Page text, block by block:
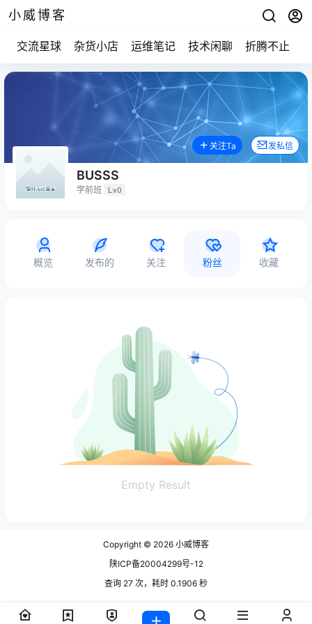
小威博客
交流星球 杂货小店 运维笔记 技术闲聊 折腾不止
BUSSS
学前班 Lv0
关注Ta 发私信
概览 发布的 关注 粉丝 收藏
Empty Result
Copyright © 2026 小威博客
陕ICP备20004299号-12
查询 27 次，耗时 0.1906 秒